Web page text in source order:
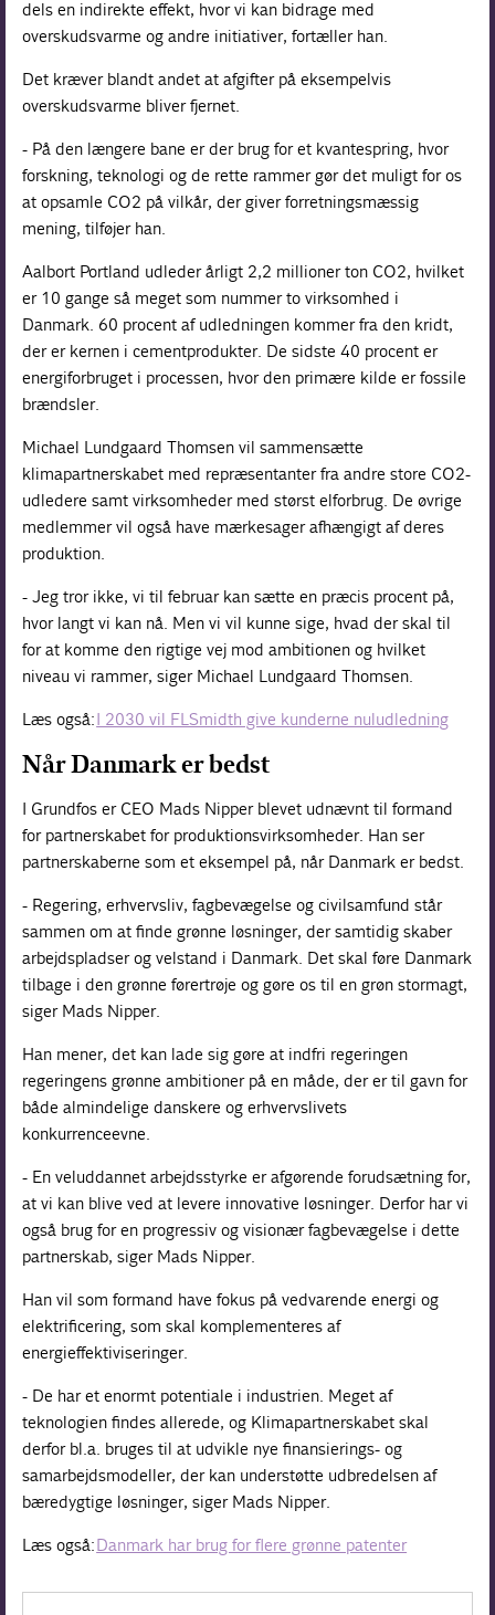
dels en indirekte effekt, hvor vi kan bidrage med
overskudsvarme og andre initiativer, fortæller han.
Det kræver blandt andet at afgifter på eksempelvis
overskudsvarme bliver fjernet.
- På den længere bane er der brug for et kvantespring, hvor
forskning, teknologi og de rette rammer gør det muligt for os
at opsamle CO2 på vilkår, der giver forretningsmæssig
mening, tilføjer han.
Aalbort Portland udleder årligt 2,2 millioner ton CO2, hvilket
er 10 gange så meget som nummer to virksomhed i
Danmark. 60 procent af udledningen kommer fra den kridt,
der er kernen i cementprodukter. De sidste 40 procent er
energiforbruget i processen, hvor den primære kilde er fossile
brændsler.
Michael Lundgaard Thomsen vil sammensætte
klimapartnerskabet med repræsentanter fra andre store CO2-
udledere samt virksomheder med størst elforbrug. De øvrige
medlemmer vil også have mærkesager afhængigt af deres
produktion.
- Jeg tror ikke, vi til februar kan sætte en præcis procent på,
hvor langt vi kan nå. Men vi vil kunne sige, hvad der skal til
for at komme den rigtige vej mod ambitionen og hvilket
niveau vi rammer, siger Michael Lundgaard Thomsen.
Læs også:I 2030 vil FLSmidth give kunderne nuludledning
Når Danmark er bedst
I Grundfos er CEO Mads Nipper blevet udnævnt til formand
for partnerskabet for produktionsvirksomheder. Han ser
partnerskaberne som et eksempel på, når Danmark er bedst.
- Regering, erhvervsliv, fagbevægelse og civilsamfund står
sammen om at finde grønne løsninger, der samtidig skaber
arbejdspladser og velstand i Danmark. Det skal føre Danmark
tilbage i den grønne førertrøje og gøre os til en grøn stormagt,
siger Mads Nipper.
Han mener, det kan lade sig gøre at indfri regeringen
regeringens grønne ambitioner på en måde, der er til gavn for
både almindelige danskere og erhvervslivets
konkurrenceevne.
- En veluddannet arbejdsstyrke er afgørende forudsætning for,
at vi kan blive ved at levere innovative løsninger. Derfor har vi
også brug for en progressiv og visionær fagbevægelse i dette
partnerskab, siger Mads Nipper.
Han vil som formand have fokus på vedvarende energi og
elektrificering, som skal komplementeres af
energieffektiviseringer.
- De har et enormt potentiale i industrien. Meget af
teknologien findes allerede, og Klimapartnerskabet skal
derfor bl.a. bruges til at udvikle nye finansierings- og
samarbejdsmodeller, der kan understøtte udbredelsen af
bæredygtige løsninger, siger Mads Nipper.
Læs også:Danmark har brug for flere grønne patenter